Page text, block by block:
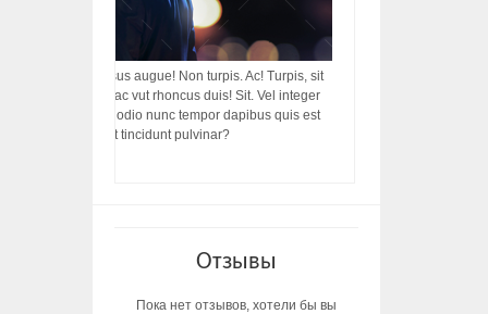
integer! Risus augue! Non turpis. Ac! Turpis, sit
rhoncus porttitor ac vut rhoncus duis! Sit. Vel integer
ut diam porttitor odio nunc tempor dapibus quis est
dictumst, vel amet tincidunt pulvinar?
Отзывы
Пока нет отзывов, хотели бы вы